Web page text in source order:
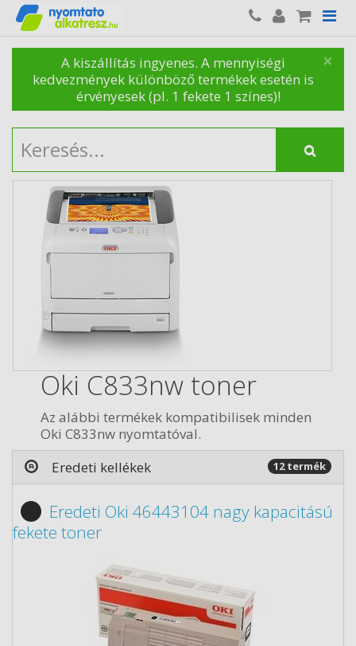
×
A kiszállítás ingyenes. A mennyiségi
kedvezmények különböző termékek esetén is
érvényesek (pl. 1 fekete 1 színes)!
Oki C833nw toner
Az alábbi termékek kompatibilisek minden
Oki C833nw nyomtatóval.
Eredeti kellékek
12 termék
Eredeti Oki 46443104 nagy kapacitású
fekete toner